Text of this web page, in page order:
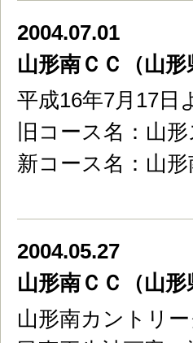
2004.07.01
山形南ＣＣ（山
平成16年7月17日
旧コース名：山
新コース名：山
2004.05.27
山形南ＣＣ（山
山形南カントリ